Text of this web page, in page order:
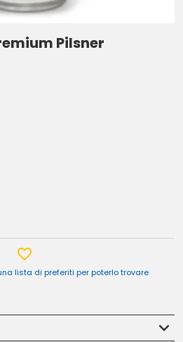
Pilsner
lista di preferiti per poterlo trovare